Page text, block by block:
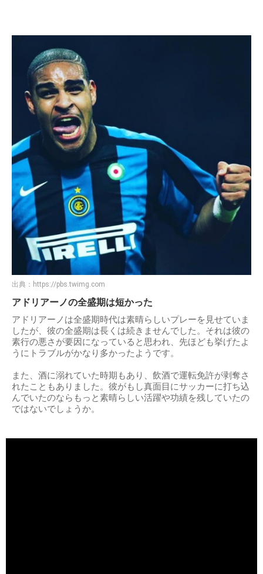
出典： https://pbs.twimg.com
アドリアーノの全盛期は短かった
アドリアーノは全盛期時代は素晴らしいプレーを見せていま
したが、彼の全盛期は長くは続きませんでした。それは彼の
素行の悪さが要因になっていると思われ、先ほども挙げたよ
うにトラブルがかなり多かったようです。
また、酒に溺れていた時期もあり、飲酒で運転免許が剥奪さ
れたこともありました。彼がもし真面目にサッカーに打ち込
んでいたのならもっと素晴らしい活躍や功績を残していたの
ではないでしょうか。